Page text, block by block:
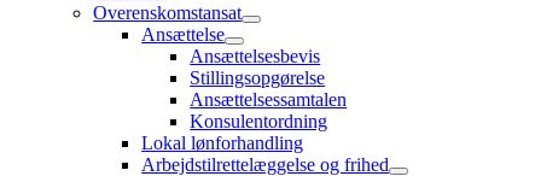
Overenskomstansat
Ansættelse
Ansættelsesbevis
Stillingsopgørelse
Ansættelsessamtalen
Konsulentordning
Lokal lønforhandling
Arbejdstilrettelæggelse og frihed